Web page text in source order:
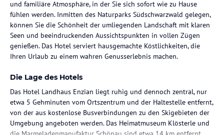
und familiäre Atmosphäre, in der Sie sich sofort wie zu Hause
fühlen werden. Inmitten des Naturparks Südschwarzwald gelegen,
können Sie die Schönheit der umliegenden Landschaft mit klaren
Seen und beeindruckenden Aussichtspunkten in vollen Zügen
genießen. Das Hotel serviert hausgemachte Köstlichkeiten, die
Ihren Urlaub zu einem wahren Genusserlebnis machen.
Die Lage des Hotels
Das Hotel Landhaus Enzian liegt ruhig und dennoch zentral, nur
etwa 5 Gehminuten vom Ortszentrum und der Haltestelle entfernt,
von der aus kostenlose Busverbindungen zu den Skigebieten der
Umgebung angeboten werden. Das Heimatmuseum Klösterle und